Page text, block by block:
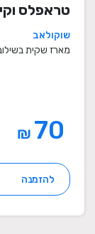
טראפלס
שוקולאב
מארז שקית
₪
להזמנה